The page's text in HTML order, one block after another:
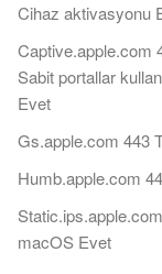
Cihaz aktivasyonu
Captive.apple.com
Sabit portallar
Evet
Gs.apple.com 443
Humb.apple.com
macOS Evet